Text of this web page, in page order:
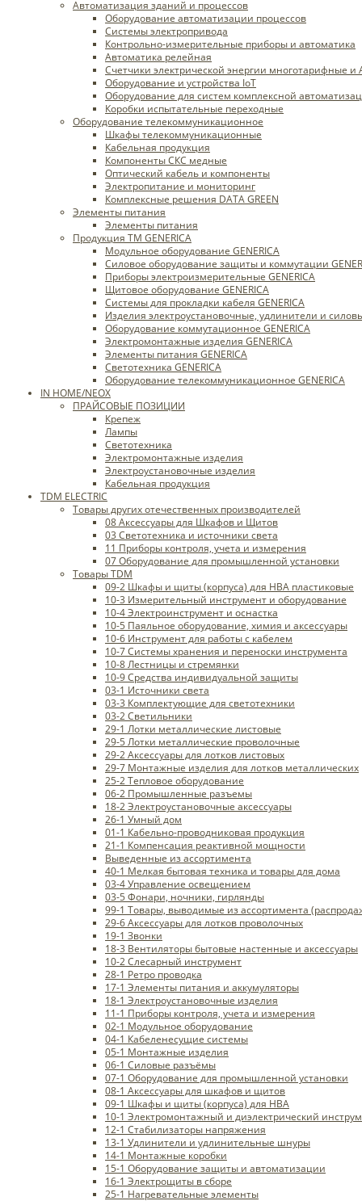
Автоматизация зданий и процессов
Оборудование автоматизации процессов
Системы электропривода
Контрольно-измерительные приборы и автоматика
Автоматика релейная
Счетчики электрической энергии многотарифные и
Оборудование и устройства IoT
Оборудование для систем комплексной
Коробки испытательные переходные
Оборудование телекоммуникационное
Шкафы телекоммуникационные
Кабельная продукция
Компоненты СКС медные
Оптический кабель и компоненты
Электропитание и мониторинг
Комплексные решения DATA GREEN
Элементы питания
Элементы питания
Продукция ТМ GENERICA
Модульное оборудование GENERICA
Силовое оборудование защиты и коммутации
Приборы электроизмерительные GENERICA
Щитовое оборудование GENERICA
Системы для прокладки кабеля GENERICA
Изделия электроустановочные, удлинители и
Оборудование коммутационное GENERICA
Электромонтажные изделия GENERICA
Элементы питания GENERICA
Светотехника GENERICA
Оборудование телекоммуникационное GENERICA
IN HOME/NEOX
ПРАЙСОВЫЕ ПОЗИЦИИ
Крепеж
Лампы
Светотехника
Электромонтажные изделия
Электроустановочные изделия
Кабельная продукция
TDM ELECTRIC
Товары других отечественных производителей
08 Аксессуары для Шкафов и Щитов
03 Светотехника и источники света
11 Приборы контроля, учета и измерения
07 Оборудование для промышленной установки
Товары TDM
09-2 Шкафы и щиты (корпуса) для НВА пластиковые
10-3 Измерительный инструмент и оборудование
10-4 Электроинструмент и оснастка
10-5 Паяльное оборудование, химия и аксессуары
10-6 Инструмент для работы с кабелем
10-7 Системы хранения и переноски инструмента
10-8 Лестницы и стремянки
10-9 Средства индивидуальной защиты
03-1 Источники света
03-3 Комплектующие для светотехники
03-2 Светильники
29-1 Лотки металлические листовые
29-5 Лотки металлические проволочные
29-2 Аксессуары для лотков листовых
29-7 Монтажные изделия для лотков металлических
25-2 Тепловое оборудование
06-2 Промышленные разъемы
18-2 Электроустановочные аксессуары
26-1 Умный дом
01-1 Кабельно-проводниковая продукция
21-1 Компенсация реактивной мощности
Выведенные из ассортимента
40-1 Мелкая бытовая техника и товары для дома
03-4 Управление освещением
03-5 Фонари, ночники, гирлянды
99-1 Товары, выводимые из ассортимента
29-6 Аксессуары для лотков проволочных
19-1 Звонки
18-3 Вентиляторы бытовые настенные и аксессуары
10-2 Слесарный инструмент
28-1 Ретро проводка
17-1 Элементы питания и аккумуляторы
18-1 Электроустановочные изделия
11-1 Приборы контроля, учета и измерения
02-1 Модульное оборудование
04-1 Кабеленесущие системы
05-1 Монтажные изделия
06-1 Силовые разъёмы
07-1 Оборудование для промышленной установки
08-1 Аксессуары для шкафов и щитов
09-1 Шкафы и щиты (корпуса) для НВА
10-1 Электромонтажный и диэлектрический
12-1 Стабилизаторы напряжения
13-1 Удлинители и удлинительные шнуры
14-1 Монтажные коробки
15-1 Оборудование защиты и автоматизации
16-1 Электрощиты в сборе
25-1 Нагревательные элементы